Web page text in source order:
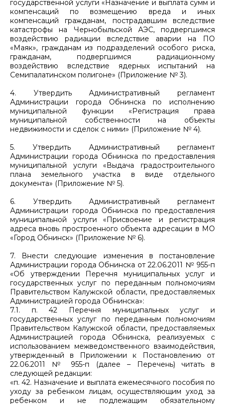
государственной услуги «Назначение и выплата сумм и
компенсаций по возмещению вреда и иных
компенсаций гражданам, пострадавшим вследствие
катастрофы на Чернобыльской АЭС, подвергшимся
воздействию радиации вследствие аварии на ПО
«Маяк», гражданам из подразделений особого риска,
гражданам, подвергшимся радиационному
воздействию вследствие ядерных испытаний на
Семипалатинском полигоне» (Приложение № 3).
4. Утвердить Административный регламент
Администрации города Обнинска по исполнению
муниципальной функции «Регистрация права
муниципальной собственности на объекты
недвижимости и сделок с ними» (Приложение № 4).
5. Утвердить Административный регламент
Администрации города Обнинска по предоставления
муниципальной услуги «Выдача градостроительного
плана земельного участка в виде отдельного
документа» (Приложение № 5).
6. Утвердить Административный регламент
Администрации города Обнинска по предоставления
муниципальной услуги «Присвоение и регистрация
адреса вновь простроенного объекта адресации в МО
«Город Обнинск» (Приложение № 6).
7. Внести следующие изменения в постановление
Администрации города Обнинска от 22.06.2011 № 955-п
«Об утверждении Перечня муниципальных услуг и
государственных услуг по переданным полномочиям
Правительством Калужской области, предоставляемых
Администрацией города Обнинска»:
7.1. п. 42 Перечня муниципальных услуг и
государственных услуг по переданным полномочиям
Правительством Калужской области, предоставляемых
Администрацией города Обнинска, реализуемых с
использованием межведомственного взаимодействия,
утвержденный в Приложении к Постановлению от
22.06.2011 № 955-п (далее – Перечень) читать в
следующей редакции:
«п. 42. Назначение и выплата ежемесячного пособия по
уходу за ребенком лицам, осуществляющим уход за
ребенком и не подлежащим обязательному